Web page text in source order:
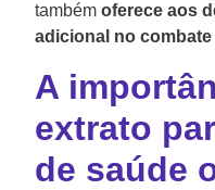
também oferece aos
adicional no
A
extrato
de saúde